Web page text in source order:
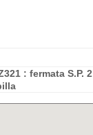
: fermata S.P. 2